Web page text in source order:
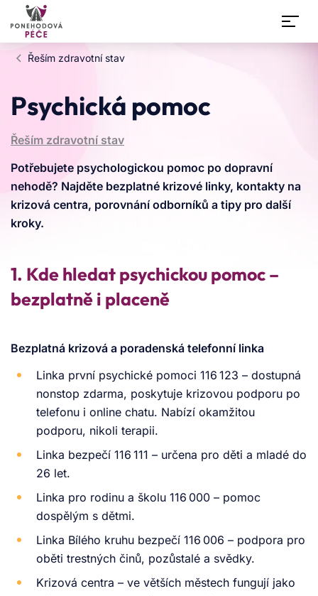
Přeskočit na obsah
Řeším zdravotní stav
Psychická pomoc
Řeším zdravotní stav
Potřebujete psychologickou pomoc po dopravní
nehodě? Najděte bezplatné krizové linky, kontakty na
krizová centra, porovnání odborníků a tipy pro další
kroky.
1. Kde hledat psychickou pomoc –
bezplatně i placeně
Bezplatná krizová a poradenská telefonní linka
Linka první psychické pomoci 116 123 – dostupná
nonstop zdarma, poskytuje krizovou podporu po
telefonu i online chatu. Nabízí okamžitou
podporu, nikoli terapii.
Linka bezpečí 116 111 – určena pro děti a mladé do
26 let.
Linka pro rodinu a školu 116 000 – pomoc
dospělým s dětmi.
Linka Bílého kruhu bezpečí 116 006 – podpora pro
oběti trestných činů, pozůstalé a svědky.
Krizová centra – ve větších městech fungují jako